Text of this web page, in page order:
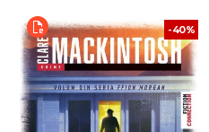
-40%